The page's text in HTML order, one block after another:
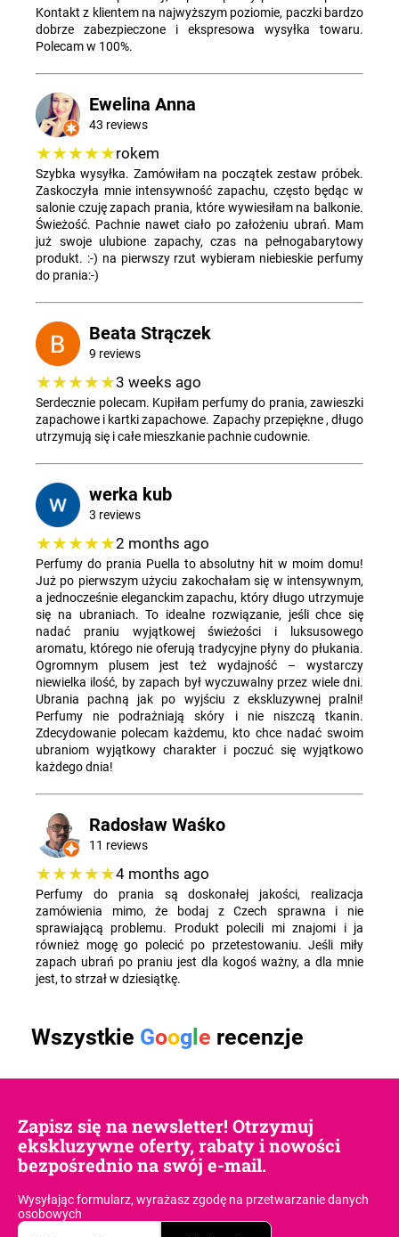
Kontakt z klientem na najwyższym poziomie, paczki bardzo
dobrze zabezpieczone i ekspresowa wysyłka towaru.
Polecam w 100%.
Ewelina Anna
43 reviews
★★★★★rokem
Szybka wysyłka. Zamówiłam na początek zestaw próbek.
Zaskoczyła mnie intensywność zapachu, często będąc w
salonie czuję zapach prania, które wywiesiłam na balkonie.
Świeżość. Pachnie nawet ciało po założeniu ubrań. Mam
już swoje ulubione zapachy, czas na pełnogabarytowy
produkt. :-) na pierwszy rzut wybieram niebieskie perfumy
do prania:-)
Beata Strączek
9 reviews
★★★★★3 weeks ago
Serdecznie polecam. Kupiłam perfumy do prania, zawieszki
zapachowe i kartki zapachowe. Zapachy przepiękne , długo
utrzymują się i całe mieszkanie pachnie cudownie.
werka kub
3 reviews
★★★★★2 months ago
Perfumy do prania Puella to absolutny hit w moim domu!
Już po pierwszym użyciu zakochałam się w intensywnym,
a jednocześnie eleganckim zapachu, który długo utrzymuje
się na ubraniach. To idealne rozwiązanie, jeśli chce się
nadać praniu wyjątkowej świeżości i luksusowego
aromatu, którego nie oferują tradycyjne płyny do płukania.
Ogromnym plusem jest też wydajność – wystarczy
niewielka ilość, by zapach był wyczuwalny przez wiele dni.
Ubrania pachną jak po wyjściu z ekskluzywnej pralni!
Perfumy nie podrażniają skóry i nie niszczą tkanin.
Zdecydowanie polecam każdemu, kto chce nadać swoim
ubraniom wyjątkowy charakter i poczuć się wyjątkowo
każdego dnia!
Radosław Waśko
11 reviews
★★★★★4 months ago
Perfumy do prania są doskonałej jakości, realizacja
zamówienia mimo, że bodaj z Czech sprawna i nie
sprawiającą problemu. Produkt polecili mi znajomi i ja
również mogę go polecić po przetestowaniu. Jeśli miły
zapach ubrań po praniu jest dla kogoś ważny, a dla mnie
jest, to strzał w dziesiątkę.
Wszystkie Google recenzje
Zapisz się na newsletter! Otrzymuj
ekskluzywne oferty, rabaty i nowości
bezpośrednio na swój e-mail.
Wysyłając formularz, wyrażasz zgodę na przetwarzanie danych
osobowych